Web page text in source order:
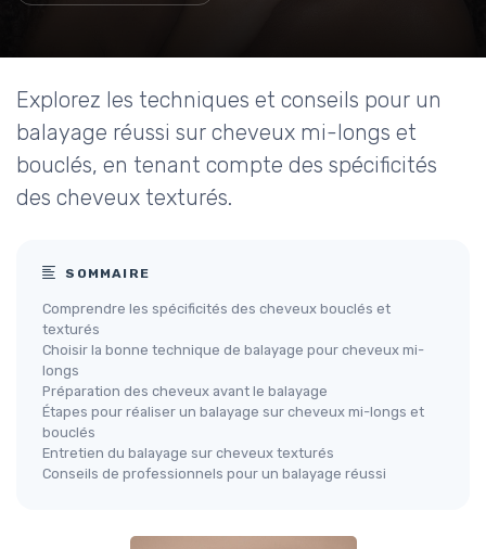
Explorez les techniques et conseils pour un
balayage réussi sur cheveux mi-longs et
bouclés, en tenant compte des spécificités
des cheveux texturés.
SOMMAIRE
Comprendre les spécificités des cheveux bouclés et
texturés
Choisir la bonne technique de balayage pour cheveux mi-
longs
Préparation des cheveux avant le balayage
Étapes pour réaliser un balayage sur cheveux mi-longs et
bouclés
Entretien du balayage sur cheveux texturés
Conseils de professionnels pour un balayage réussi